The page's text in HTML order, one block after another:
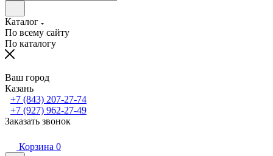
Каталог
По всему сайту
По каталогу
Ваш город
Казань
+7 (843) 207-27-74
+7 (927) 962-27-49
Заказать звонок
Корзина 0